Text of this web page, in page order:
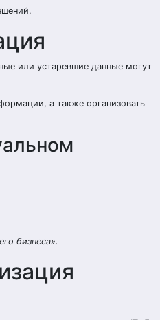
или устаревшие данные могут
а также организовать
бизнеса».